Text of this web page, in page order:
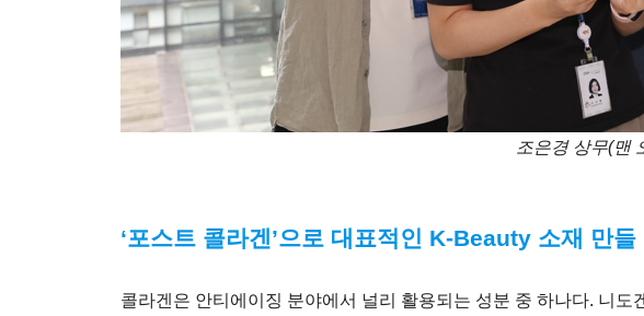
조은경 상무(맨
‘포스트 콜라겐’으로 대표적인 K-Beauty 소재 만들
콜라겐은 안티에이징 분야에서 널리 활용되는 성분 중 하나다. 니